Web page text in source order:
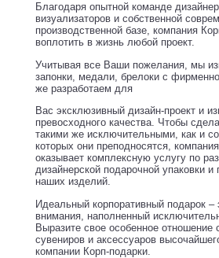
Благодаря опытной команде
визуализаторов и собственной
производственной базе, компания
воплотить в жизнь любой проект.
Учитывая все Ваши пожелания, мы
запонки, медали, брелоки с
же разработаем для
Вас эксклюзивный дизайн-проект и
превосходного качества. Чтобы
такими же исключительными, как и
которых они преподносятся,
оказывает комплексную услугу по
дизайнерской подарочной упаковки
наших изделий.
Идеальный корпоративный подарок –
внимания, наполненный
Выразите свое особенное
сувениров и аксессуаров
компании Корп-подарки.